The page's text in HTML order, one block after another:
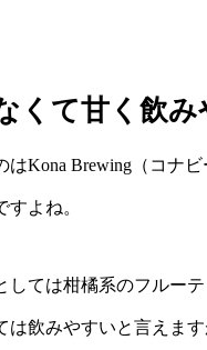
くて甘く飲
はKona Brewing（コナ
すよね。
しては柑橘系のフルー
は飲みやすいと言えま